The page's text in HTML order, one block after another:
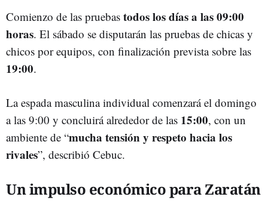
Comienzo de las pruebas todos los días a las 09:00
horas. El sábado se disputarán las pruebas de chicas y
chicos por equipos, con finalización prevista sobre las
19:00.
La espada masculina individual comenzará el domingo
a las 9:00 y concluirá alrededor de las 15:00, con un
ambiente de “mucha tensión y respeto hacia los
rivales”, describió Cebuc.
Un impulso económico para Zaratán